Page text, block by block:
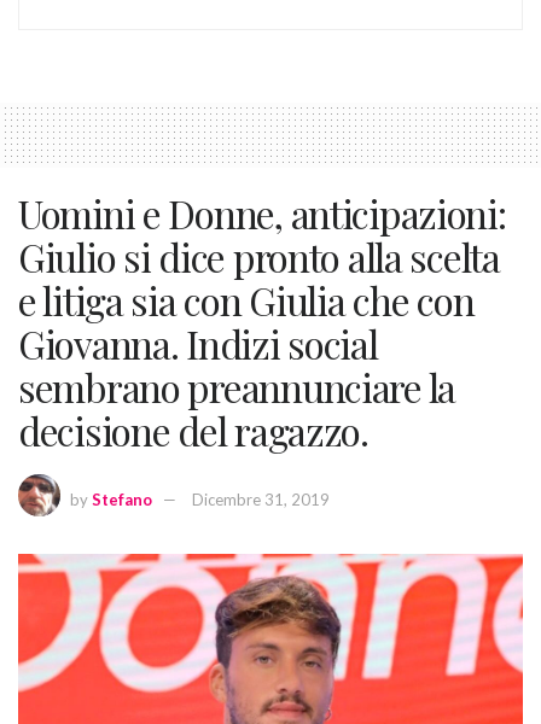
Uomini e Donne, anticipazioni:
Giulio si dice pronto alla scelta
e litiga sia con Giulia che con
Giovanna. Indizi social
sembrano preannunciare la
decisione del ragazzo.
byStefano Dicembre 31, 2019